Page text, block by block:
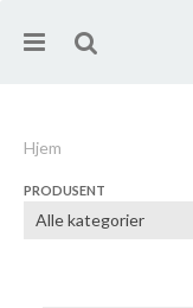
Hjem
PRODUSENT